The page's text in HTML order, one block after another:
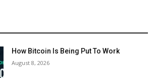
How Bitcoin Is Being Put To Work
August 8, 2026